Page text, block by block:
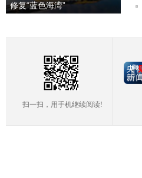
修复“蓝色海湾”
扫一扫，用手机继续阅读!